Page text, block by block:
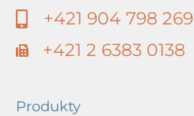
+421 904 798 269
+421 2 6383 0138
Produkty